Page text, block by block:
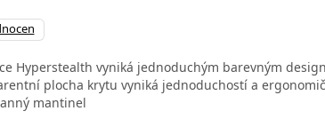
Hyperstealth vyniká jednoduchým barevným
plocha krytu vyniká jednoduchostí a
mantinel